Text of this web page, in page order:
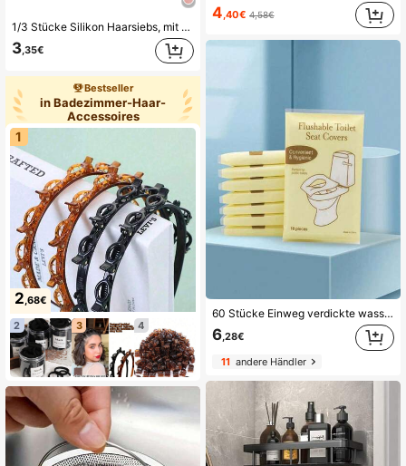
1/3 Stücke Silikon Haarsiebs, mit Saugnapf, quadratische Abflussabdeckung, geeignet für Dusche, Spüle, Bodenablauf, Haarfilter, verwendbar für Badezimmer, Badewanne, Küche, Badezimmerdekoration, Rückkehr zur Schule Saison
3,35€
Bestseller
in Badezimmer-Haar-
Accessoires
1
2,68€
2 3 4
4,40€ 4,58€
60 Stücke Einweg verdickte wasserdichte wiederverwendbare Reise-Toilettensitzabdeckungen für Erwachsene, öffentliche Toiletten, Camping, Flugzeug, tragbare Toilettensitz-Accessoires
6,28€
11andere Händler